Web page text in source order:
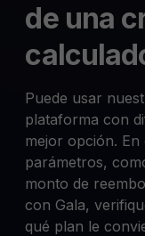
de una
Puede usar
plataforma con
mejor opción.
parámetros,
monto de
con Gala,
qué plan le